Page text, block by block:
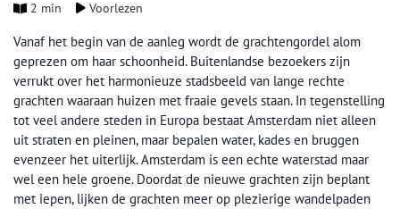
2 min Voorlezen
Vanaf het begin van de aanleg wordt de grachtengordel alom
geprezen om haar schoonheid. Buitenlandse bezoekers zijn
verrukt over het harmonieuze stadsbeeld van lange rechte
grachten waaraan huizen met fraaie gevels staan. In tegenstelling
tot veel andere steden in Europa bestaat Amsterdam niet alleen
uit straten en pleinen, maar bepalen water, kades en bruggen
evenzeer het uiterlijk. Amsterdam is een echte waterstad maar
wel een hele groene. Doordat de nieuwe grachten zijn beplant
met iepen, lijken de grachten meer op plezierige wandelpaden